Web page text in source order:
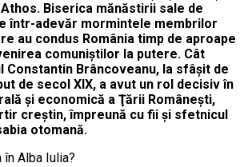
Biserica mănăstirii sale de
într-adevăr mormintele membrilor
au condus România timp de aproape
comuniştilor la putere. Cât
Constantin Brâncoveanu, la sfâşit de
de secol XIX, a avut un rol decisiv în
şi economică a Ţării Româneşti,
creştin, împreună cu fii şi sfetnicul
otomană.
Alba Iulia?